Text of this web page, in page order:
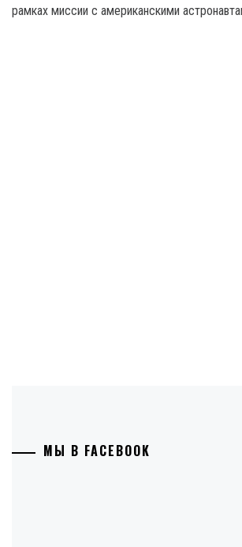
рамках миссии с американскими
МЫ В FACEBOOK